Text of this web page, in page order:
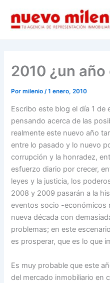
contenido
2010 ¿un
Pormilenio /1 enero, 2010
Escribo este blog el día 1 de
pensando acerca de las
realmente este nuevo año
entre lo pasado y lo nuevo
corrupción y la honradez,
esfuerzo diario por crecer,
leyes y la justicia, los
2008 y 2009 pasarán a la
eventos socio -económicos
nueva década con
problemas; en este
es prosperar, que es lo que
Es muy probable que este
del mercado inmobiliario en